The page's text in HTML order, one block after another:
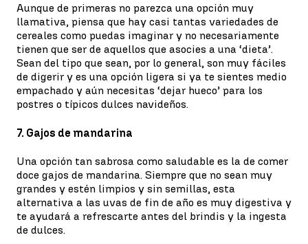
Aunque de primeras no parezca una opción muy
llamativa, piensa que hay casi tantas variedades de
cereales como puedas imaginar y no necesariamente
tienen que ser de aquellos que asocies a una ‘dieta’.
Sean del tipo que sean, por lo general, son muy fáciles
de digerir y es una opción ligera si ya te sientes medio
empachado y aún necesitas ‘dejar hueco’ para los
postres o típicos dulces navideños.
7. Gajos de mandarina
Una opción tan sabrosa como saludable es la de comer
doce gajos de mandarina. Siempre que no sean muy
grandes y estén limpios y sin semillas, esta
alternativa a las uvas de fin de año es muy digestiva y
te ayudará a refrescarte antes del brindis y la ingesta
de dulces.